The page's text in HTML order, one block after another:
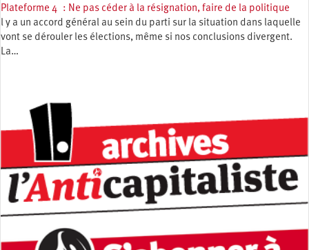
Plateforme 4 : Ne pas céder à la résignation, faire de la politique
l y a un accord général au sein du parti sur la situation dans laquelle
vont se dérouler les élections, même si nos conclusions divergent.
La…